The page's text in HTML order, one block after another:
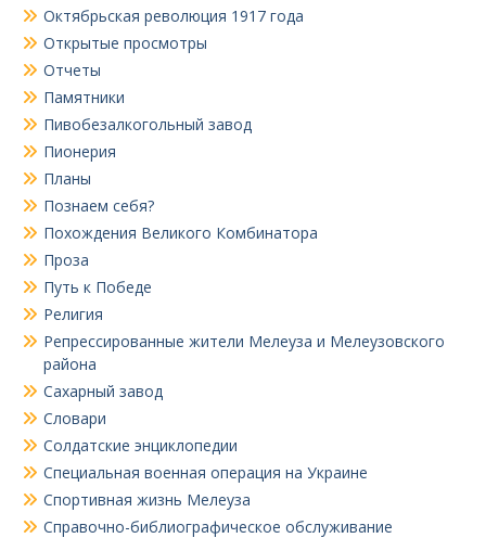
Октябрьская революция 1917 года
Открытые просмотры
Отчеты
Памятники
Пивобезалкогольный завод
Пионерия
Планы
Познаем себя?
Похождения Великого Комбинатора
Проза
Путь к Победе
Религия
Репрессированные жители Мелеуза и Мелеузовского
района
Сахарный завод
Словари
Солдатские энциклопедии
Специальная военная операция на Украине
Спортивная жизнь Мелеуза
Справочно-библиографическое обслуживание